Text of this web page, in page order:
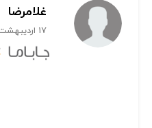
غلامرضا
17 اردیبهشت 1398